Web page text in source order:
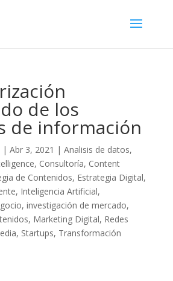
de los
de información
| Abr 3, 2021 | Analisis de datos,
, Consultoría, Content
de Contenidos, Estrategia Digital,
, Inteligencia Artificial,
, investigación de mercado,
, Marketing Digital, Redes
, Startups, Transformación